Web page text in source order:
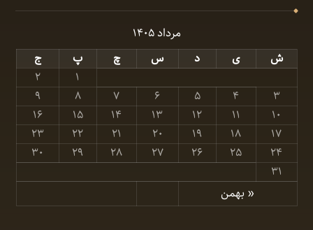
مرداد ۱۴۰۵
ش
ی د س چ پ ج
« بهمن
۱
۲
۳
۴ ۵ ۶ ۷ ۸
۹
۱۰
۱۱ ۱۲ ۱۳ ۱۴ ۱۵
۱۶
۱۷
۱۸ ۱۹ ۲۰ ۲۱ ۲۲
۲۳
۲۴
۲۵ ۲۶ ۲۷ ۲۸ ۲۹
۳۰
۳۱